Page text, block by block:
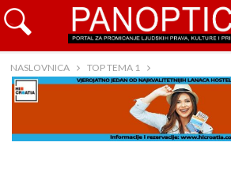
NASLOVNICA TOP TEMA 1